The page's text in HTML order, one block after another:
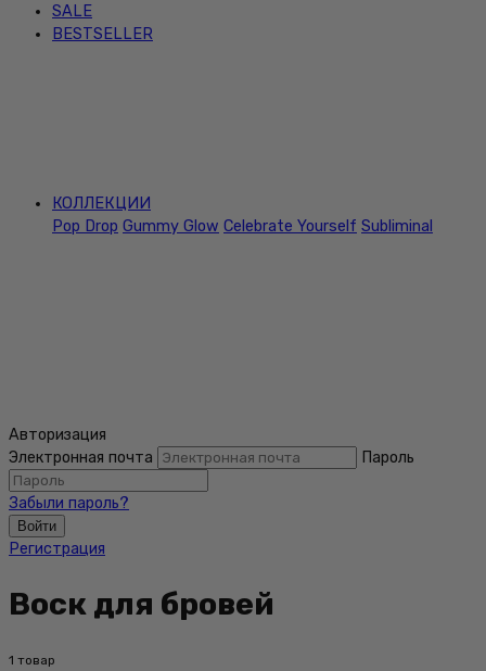
SALE
BESTSELLER
КОЛЛЕКЦИИ
Pop Drop Gummy Glow Celebrate Yourself Subliminal
Авторизация
Электронная почта
Пароль
Забыли пароль?
Войти
Регистрация
Воск для бровей
1 товар